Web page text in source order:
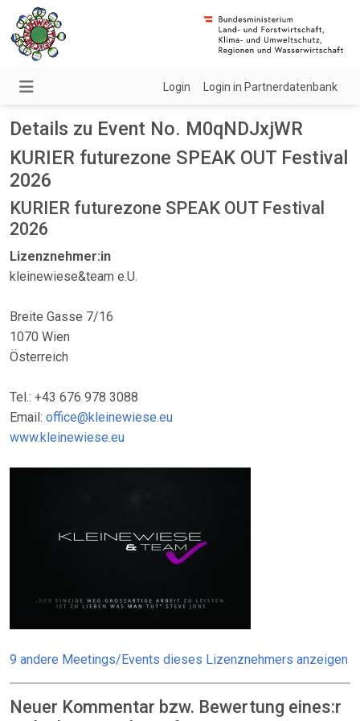
Login Login in Partnerdatenbank
Details zu Event No. M0qNDJxjWR
KURIER futurezone SPEAK OUT Festival
2026
KURIER futurezone SPEAK OUT Festival
2026
Lizenznehmer:in
kleinewiese&team e.U.
Breite Gasse 7/16
1070 Wien
Österreich
Tel.: +43 676 978 3088
Email: office@kleinewiese.eu
www.kleinewiese.eu
9 andere Meetings/Events dieses Lizenznehmers anzeigen
Neuer Kommentar bzw. Bewertung eines:r